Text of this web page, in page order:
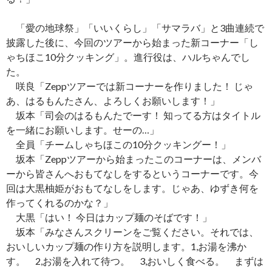
「愛の地球祭」「いいくらし」「サマラバ」と3曲連続で
披露した後に、今回のツアーから始まった新コーナー「し
ゃちほこ10分クッキング」。進行役は、ハルちゃんでし
た。
咲良「Zeppツアーでは新コーナーを作りました！ じゃ
あ、はるもんたさん、よろしくお願いします！」
坂本「司会のはるもんたでーす！ 知ってる方はタイトル
を一緒にお願いします。せーの…」
全員「チームしゃちほこの10分クッキングー！」
坂本「Zeppツアーから始まったこのコーナーは、メンバ
ーから皆さんへおもてなしをするというコーナーです。今
回は大黒柚姫がおもてなしをします。じゃあ、ゆずき何を
作ってくれるのかな？」
大黒「はい！ 今日はカップ麺のそばです！」
坂本「みなさんスクリーンをご覧ください。それでは、
おいしいカップ麺の作り方を説明します。1,お湯を沸か
す。 2,お湯を入れて待つ。 3,おいしく食べる。 まずは